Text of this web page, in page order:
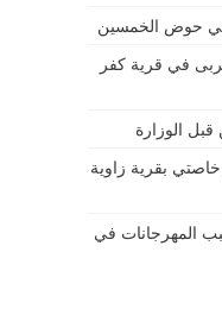
حوض الخمسين
في قرية كفر
الوزارة
بقرية زاوية
المهرجانات في